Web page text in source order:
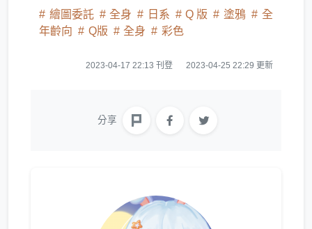
繪圖委託 全身 日系 Q 版 塗鴉
全
年齡向
Q版 全身 彩色
2023-04-17 22:13 刊登 2023-04-25 22:29 更新
分享